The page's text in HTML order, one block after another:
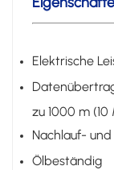
Elektrische
zu 1000 m (10
Nachlauf-
Ölbeständig